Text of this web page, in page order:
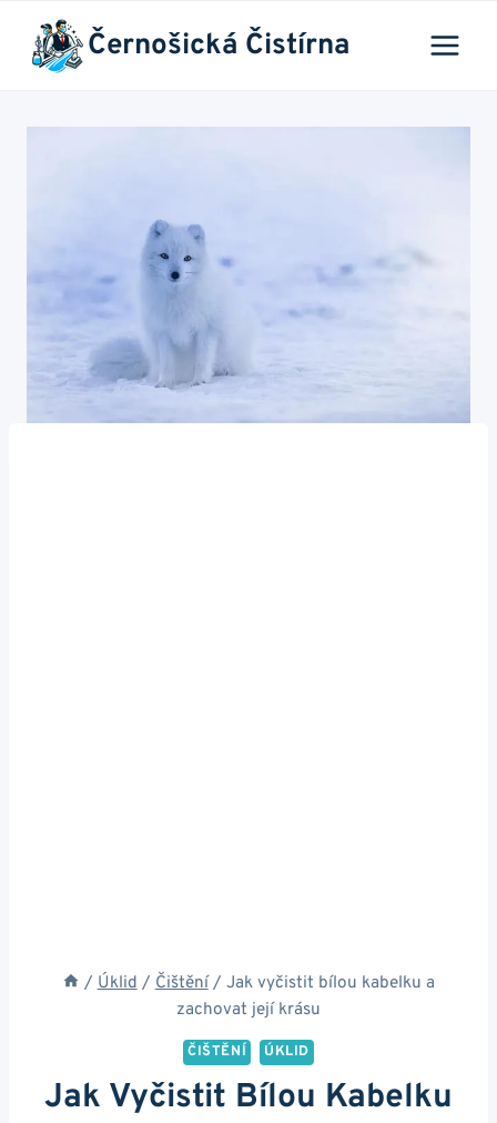
Přeskočit
obsah
Černošická Čistírna
/ Úklid / Čištění / Jak vyčistit bílou kabelku a
zachovat její krásu
ČIŠTĚNÍ ÚKLID
Jak Vyčistit Bílou Kabelku